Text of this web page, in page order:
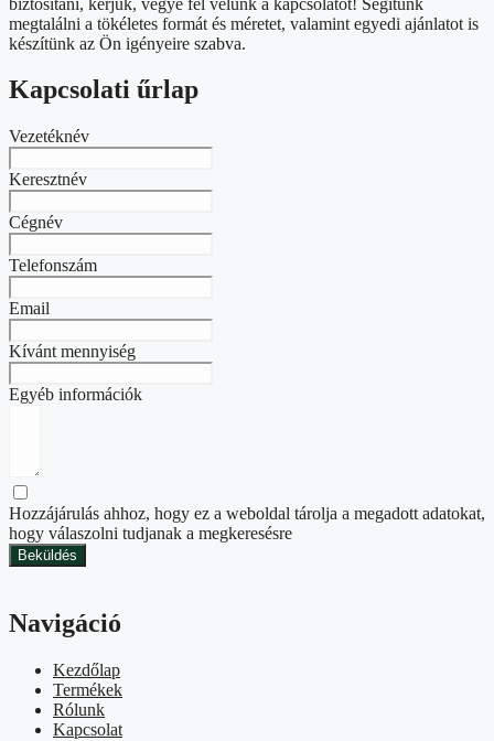
megtalálni a tökéletes formát és méretet, valamint egyedi ajánlatot is
készítünk az Ön igényeire szabva.
Kapcsolati űrlap
Vezetéknév
Keresztnév
Cégnév
Telefonszám
Email
Kívánt mennyiség
Egyéb információk
Hozzájárulás ahhoz, hogy ez a weboldal tárolja a megadott adatokat,
hogy válaszolni tudjanak a megkeresésre
Beküldés
Navigáció
Kezdőlap
Termékek
Rólunk
Kapcsolat